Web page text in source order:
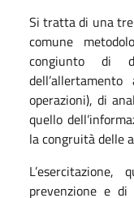
Si tratta di una
comune
congiunto di
operazioni), di
quello
la congruità delle
prevenzione e